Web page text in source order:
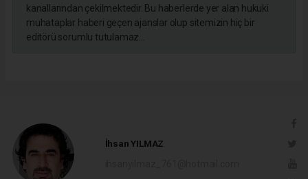
kanallarından çekilmektedir. Bu haberlerde yer alan hukuki
muhataplar haberi geçen ajanslar olup sitemizin hiç bir
editörü sorumlu tutulamaz...
İhsan YILMAZ